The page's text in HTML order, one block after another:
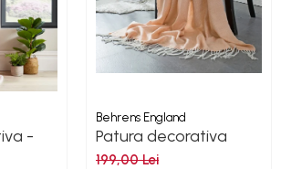
-
Behrens England
Patura decorativa
Peach Lifestyle
199,00 Lei